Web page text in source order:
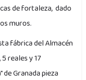
de fortaleza, dado
muros.
fábrica del Almacén
reales y 17
Granada pieza